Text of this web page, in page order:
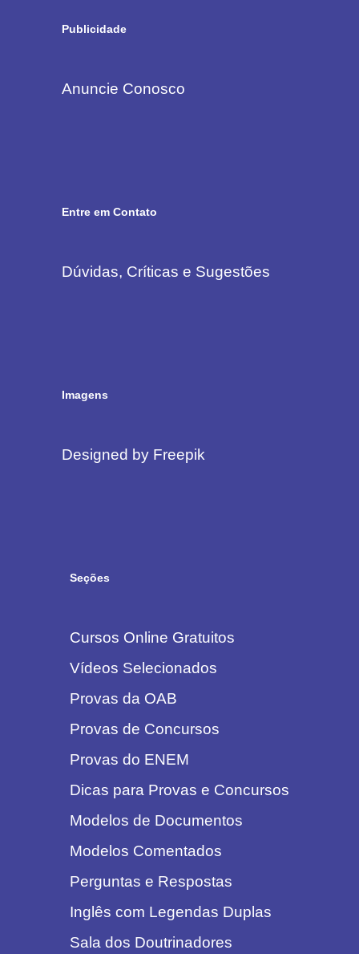
Publicidade
Anuncie Conosco
Entre em Contato
Dúvidas, Críticas e Sugestões
Imagens
Designed by Freepik
Seções
Cursos Online Gratuitos
Vídeos Selecionados
Provas da OAB
Provas de Concursos
Provas do ENEM
Dicas para Provas e Concursos
Modelos de Documentos
Modelos Comentados
Perguntas e Respostas
Inglês com Legendas Duplas
Sala dos Doutrinadores